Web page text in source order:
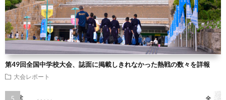
第49回全国中学校大会、誌面に掲載しきれなかった熱戦の数々を詳報
大会レポート